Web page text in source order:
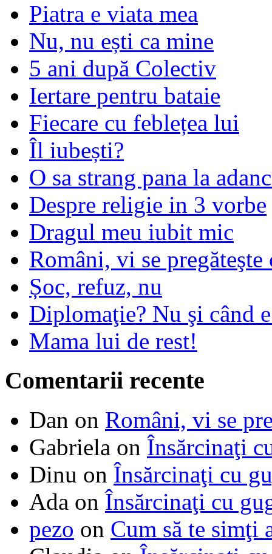
Piatra e viata mea
Nu, nu ești ca mine
5 ani după Colectiv
Iertare pentru bataie
Fiecare cu feblețea lui
Îl iubești?
O sa strang pana la
Despre religie in 3 vorbe
Dragul meu iubit mic
Români, vi se pregăteşte
Șoc, refuz, nu
Diplomaţie? Nu şi când
Mama lui de rest!
Comentarii recente
Dan on Români, vi se
Gabriela on Însărcinaţi
Dinu on Însărcinaţi cu
Ada on Însărcinaţi cu
pezo on Cum să te simţi